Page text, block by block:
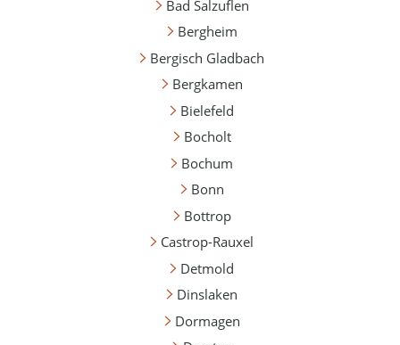
Bad Salzuflen
Bergheim
Bergisch Gladbach
Bergkamen
Bielefeld
Bocholt
Bochum
Bonn
Bottrop
Castrop-Rauxel
Detmold
Dinslaken
Dormagen